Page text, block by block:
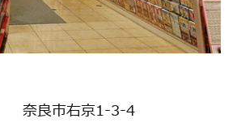
奈良市右京1-3-4